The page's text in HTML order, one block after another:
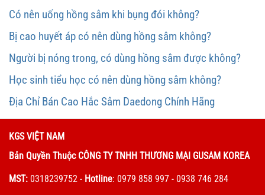
Có nên uống hồng sâm khi bụng đói không?
Bị cao huyết áp có nên dùng hồng sâm không?
Người bị nóng trong, có dùng hồng sâm được không?
Học sinh tiểu học có nên dùng hồng sâm không?
Địa Chỉ Bán Cao Hắc Sâm Daedong Chính Hãng
KGS VIỆT NAM
Bản Quyền Thuộc CÔNG TY TNHH THƯƠNG MẠI GUSAM KOREA
MST: 0318239752 - Hotline: 0979 858 997 - 0938 746 284